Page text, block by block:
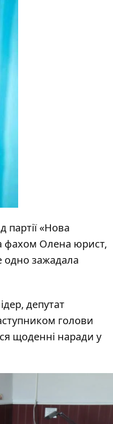
партії «Нова
фахом Олена юрист,
одно зажадала
депутат
голови
щоденні наради у